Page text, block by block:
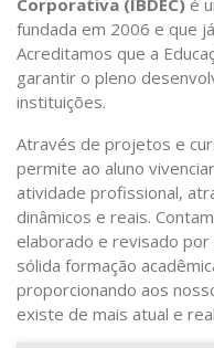
Corporativa (IBDEC) é
fundada em 2006 e que
Acreditamos que a
garantir o pleno
instituições.
Através de projetos e
permite ao aluno
atividade profissional,
dinâmicos e reais.
elaborado e revisado
sólida formação
proporcionando aos
existe de mais atual e